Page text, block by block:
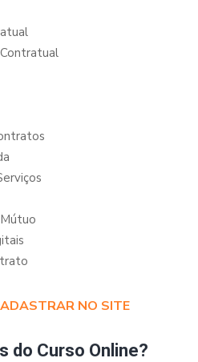
NO SITE
do Curso Online?